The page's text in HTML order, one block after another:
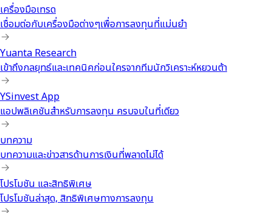
เครื่องมือเทรด
เชื่อมต่อกับเครื่องมือต่างๆเพื่อการลงทุนที่แม่นยำ
Yuanta Research
เข้าถึงกลยุทธ์และเทคนิคก่อนใครจากทีมนักวิเคราะห์หยวนต้า
YSinvest App
แอปพลิเคชันสำหรับการลงทุน ครบจบในที่เดียว
บทความ
บทความและข่าวสารด้านการเงินที่พลาดไม่ได้
โปรโมชัน และสิทธิพิเศษ
โปรโมชันล่าสุด, สิทธิพิเศษทางการลงทุน